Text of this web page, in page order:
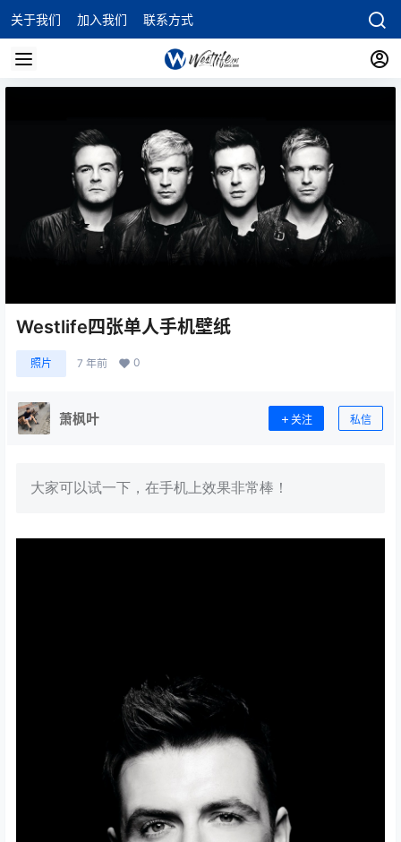
关于我们 加入我们 联系方式
Westlife四张单人手机壁纸
照片 7 年前 0
萧枫叶 关注 私信
大家可以试一下，在手机上效果非常棒！